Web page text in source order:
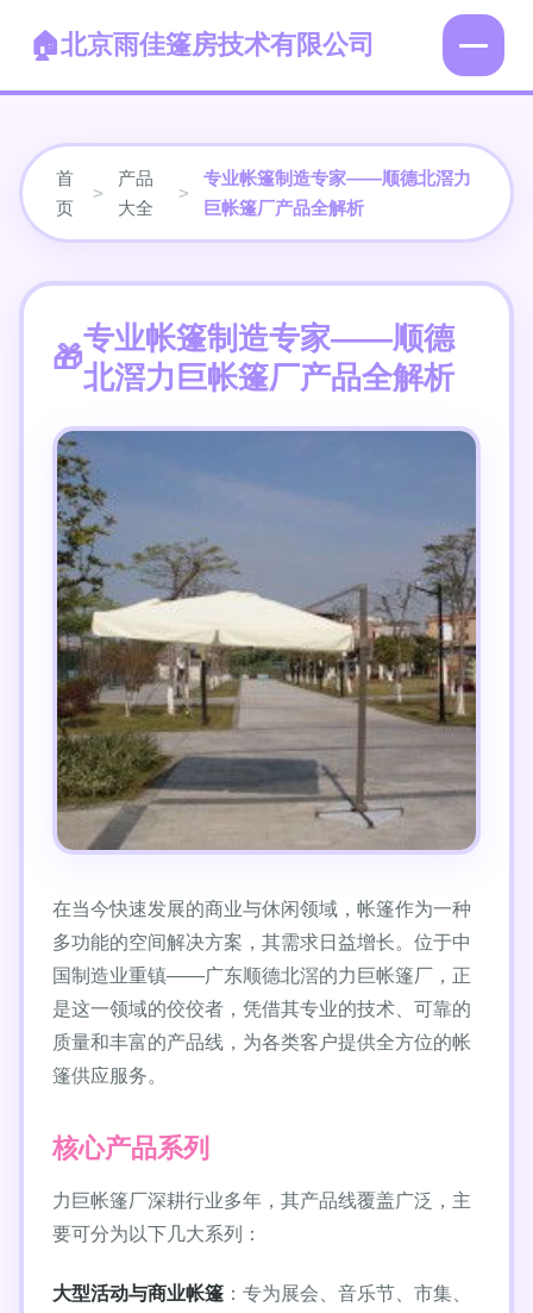
北京雨佳篷房技术有限公司
首
页
>
产品
大全
>
专业帐篷制造专家——顺德北滘力
巨帐篷厂产品全解析
专业帐篷制造专家——顺德
北滘力巨帐篷厂产品全解析
在当今快速发展的商业与休闲领域，帐篷作为一种
多功能的空间解决方案，其需求日益增长。位于中
国制造业重镇——广东顺德北滘的力巨帐篷厂，正
是这一领域的佼佼者，凭借其专业的技术、可靠的
质量和丰富的产品线，为各类客户提供全方位的帐
篷供应服务。
核心产品系列
力巨帐篷厂深耕行业多年，其产品线覆盖广泛，主
要可分为以下几大系列：
大型活动与商业帐篷 ：专为展会、音乐节、市集、